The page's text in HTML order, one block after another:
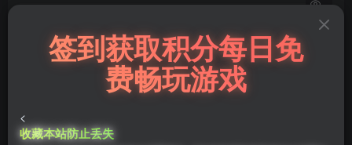
42
古剑奇闻录 进游18.8888w
此内容为免费资源，请登录后查看
登录查看
签到获取积分每日免
费畅玩游戏
<
收藏本站防止丢失